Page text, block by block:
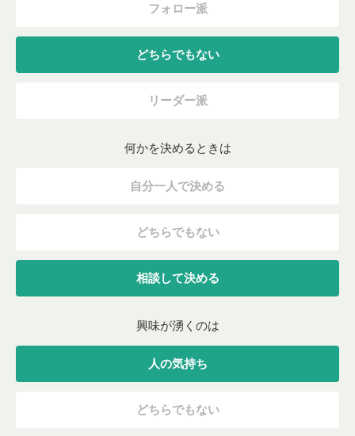
フォロー派
どちらでもない
リーダー派
何かを決めるときは
自分一人で決める
どちらでもない
相談して決める
興味が湧くのは
人の気持ち
どちらでもない